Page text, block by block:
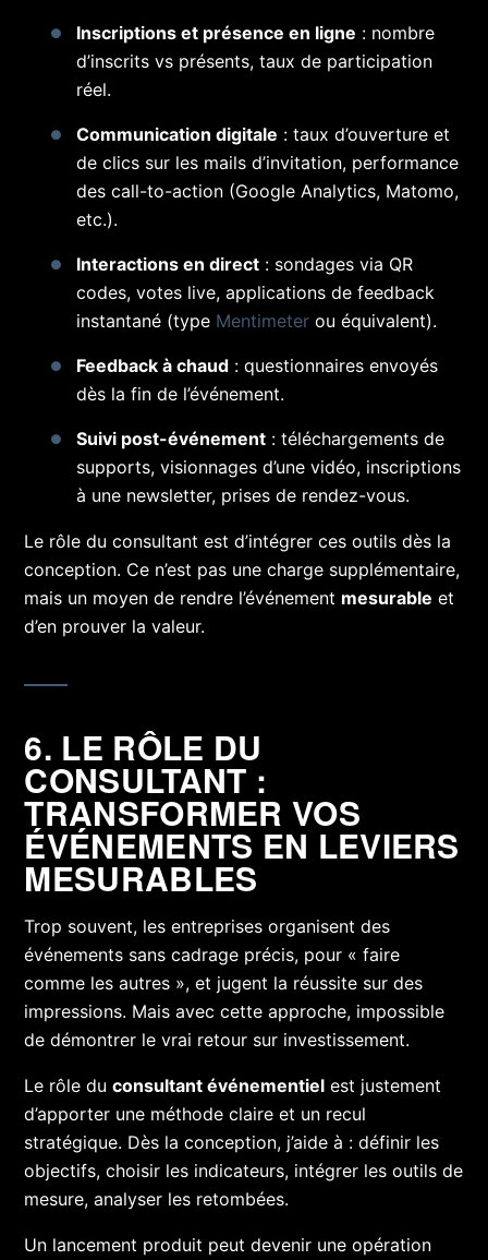
Inscriptions et présence en ligne : nombre
d’inscrits vs présents, taux de participation
réel.
Communication digitale : taux d’ouverture et
de clics sur les mails d’invitation, performance
des call-to-action (Google Analytics, Matomo,
etc.).
Interactions en direct : sondages via QR
codes, votes live, applications de feedback
instantané (type Mentimeter ou équivalent).
Feedback à chaud : questionnaires envoyés
dès la fin de l’événement.
Suivi post-événement : téléchargements de
supports, visionnages d’une vidéo, inscriptions
à une newsletter, prises de rendez-vous.
Le rôle du consultant est d’intégrer ces outils dès la
conception. Ce n’est pas une charge supplémentaire,
mais un moyen de rendre l’événement mesurable et
d’en prouver la valeur.
6. LE RÔLE DU
CONSULTANT :
TRANSFORMER VOS
ÉVÉNEMENTS EN LEVIERS
MESURABLES
Trop souvent, les entreprises organisent des
événements sans cadrage précis, pour « faire
comme les autres », et jugent la réussite sur des
impressions. Mais avec cette approche, impossible
de démontrer le vrai retour sur investissement.
Le rôle duconsultant événementiel est justement
d’apporter une méthode claire et un recul
stratégique. Dès la conception, j’aide à : définir les
objectifs, choisir les indicateurs, intégrer les outils de
mesure, analyser les retombées.
Un lancement produit peut devenir une opération